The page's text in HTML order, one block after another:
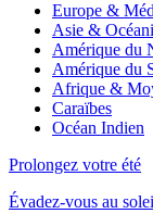
Europe &
Asie &
Amérique du
Amérique du
Afrique &
Caraïbes
Océan Indien
Prolongez votre été
Évadez-vous au